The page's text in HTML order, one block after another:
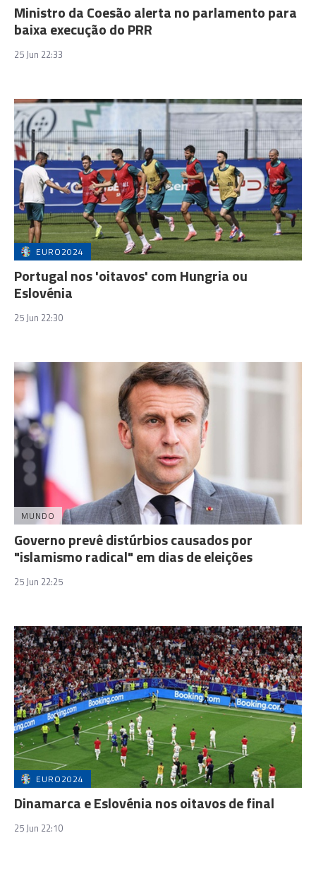
Ministro da Coesão alerta no parlamento para
baixa execução do PRR
25 Jun 22:33
EURO2024
Portugal nos 'oitavos' com Hungria ou
Eslovénia
25 Jun 22:30
MUNDO
Governo prevê distúrbios causados por
"islamismo radical" em dias de eleições
25 Jun 22:25
EURO2024
Dinamarca e Eslovénia nos oitavos de final
25 Jun 22:10